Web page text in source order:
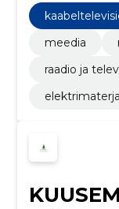
meedia
raadio ja